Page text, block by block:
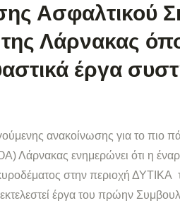
Ασφαλτικού
Λάρνακας
έργα
ανακοίνωσης για το πιο
Λάρνακας ενημερώνει ότι η
στην περιοχή
έργα του πρώην